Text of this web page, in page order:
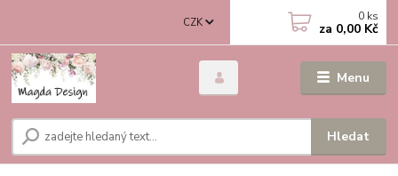
Menu
CZK
Hledat
0 ks
za 0,00 Kč